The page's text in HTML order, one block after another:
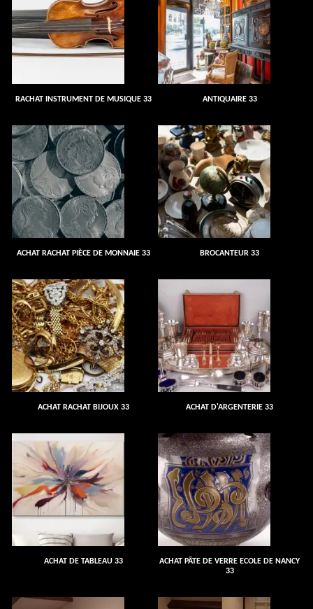
RACHAT INSTRUMENT DE MUSIQUE 33 ANTIQUAIRE 33
ACHAT RACHAT PIÈCE DE MONNAIE 33 BROCANTEUR 33
ACHAT RACHAT BIJOUX 33 ACHAT D'ARGENTERIE 33
ACHAT DE TABLEAU 33
ACHAT PÂTE DE VERRE ECOLE DE NANCY
33